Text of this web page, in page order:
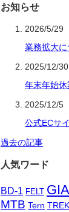
お知らせ
2026/5/29
業務拡大
2025/12/30
年末年始
2025/12/5
公式ECサ
過去の記事
人気ワード
BD-1 FELT
MTB Tern TREK